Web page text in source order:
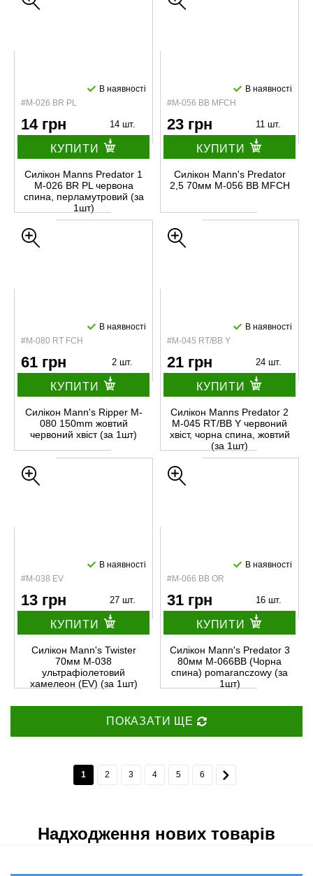
#M-026 BR PL
В наявності
14 грн 14 шт.
КУПИТИ
Силікон Manns Predator 1
M-026 BR PL червона
спина, перламутровий (за
1шт)
#М-056 BB MFCH
В наявності
23 грн 11 шт.
КУПИТИ
Силікон Mann's Predator
2,5 70мм M-056 BB MFCH
#M-080 RT FCH
В наявності
61 грн 2 шт.
КУПИТИ
Силікон Mann's Ripper M-
080 150mm жовтий
червоний хвіст (за 1шт)
#М-045 RT/BB Y
В наявності
21 грн 24 шт.
КУПИТИ
Силікон Manns Predator 2
М-045 RT/BB Y червоний
хвіст, чорна спина, жовтий
(за 1шт)
#M-038 EV
В наявності
13 грн 27 шт.
КУПИТИ
Силікон Mann's Twister
70мм M-038
ультрафіолетовий
хамелеон (EV) (за 1шт)
#M-066 BB OR
В наявності
31 грн 16 шт.
КУПИТИ
Силікон Mann's Predator 3
80мм M-066BB (Чорна
спина) pomaranczowy (за
1шт)
ПОКАЗАТИ ЩЕ
1 2 3 4 5 6
Надходження нових товарів